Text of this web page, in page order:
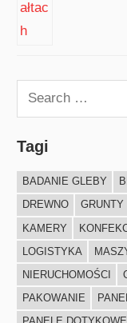
Search
for:
Tagi
BADANIE GLEBY
DREWNO
GRUNTY
KAMERY
LOGISTYKA
NIERUCHOMOŚCI
PAKOWANIE